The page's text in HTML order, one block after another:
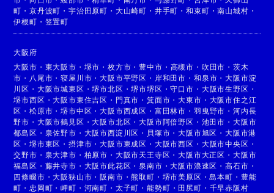
町 ・京丹波町 ・宇治田原町 ・ 大山崎町 ・ 井手町 ・和束町 ・南山城村 ・
伊根町 ・ 笠置町
大阪府
大阪市 ・ 東大阪市 ・ 堺市 ・枚方市 ・ 豊中市 ・ 高槻市 ・ 吹田市 ・ 茨木
市 ・ 八尾市 ・寝屋川市 ・大阪市平野区 ・ 岸和田市 ・ 和泉市 ・大阪市淀
川区 ・ 大阪市城東区 ・堺市北区 ・堺市堺区 ・守口市 ・ 大阪市生野区 ・
堺市西区 ・大阪市東住吉区 ・ 門真市 ・箕面市 ・大東市 ・ 大阪市住之江
区 ・松原市 ・堺市中区 ・大阪市西成区 ・ 富田林市 ・ 羽曳野市 ・ 河内長
野市 ・ 大阪市鶴見区 ・大阪市北区 ・大阪市阿倍野区 ・ 池田市 ・ 大阪市
都島区 ・ 泉佐野市 ・ 大阪市西淀川区 ・ 貝塚市 ・大阪市旭区 ・大阪市港
区 ・堺市東区 ・摂津市 ・大阪市東成区 ・ 大阪市西区 ・ 大阪市中央区 ・
交野市 ・ 泉大津市 ・ 柏原市 ・ 大阪市天王寺区 ・大阪市大正区 ・ 大阪市
福島区 ・ 藤井寺市 ・ 大阪市此花区 ・ 泉南市 ・大阪市浪速区 ・高石市 ・
四條畷市 ・大阪狭山市 ・阪南市 ・熊取町 ・ 堺市美原区 ・島本町 ・ 豊能
町 ・ 忠岡町 ・岬町 ・ 河南町 ・ 太子町 ・能勢町 ・ 田尻町 ・ 千早赤阪村